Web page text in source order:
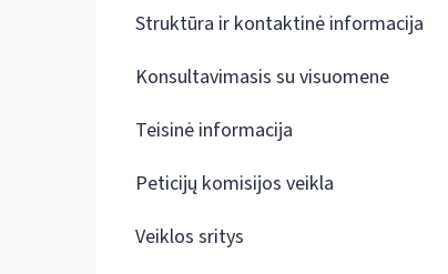
Struktūra ir kontaktinė informacija
Konsultavimasis su visuomene
Teisinė informacija
Peticijų komisijos veikla
Veiklos sritys